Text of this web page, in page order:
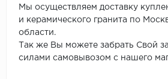
Мы осуществляем доставку
и керамического гранита по
области.
Так же Вы можете забрать Свой
силами самовывозом с нашего